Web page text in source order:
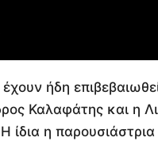
ήδη
Καλαφάτης και η
ίδια η